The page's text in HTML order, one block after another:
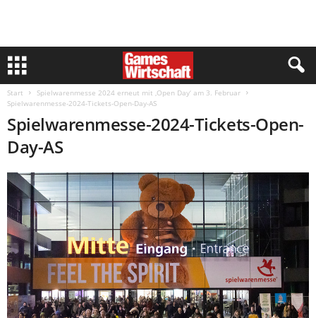
Start
Spielwarenmesse 2024 erneut mit ‚Open Day‘ am 3. Februar
Spielwarenmesse-2024-Tickets-Open-Day-AS
Spielwarenmesse-2024-Tickets-Open-
Day-AS